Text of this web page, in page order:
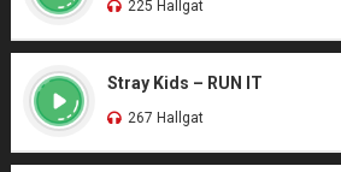
225 Hallgat
Stray Kids – RUN IT
267 Hallgat